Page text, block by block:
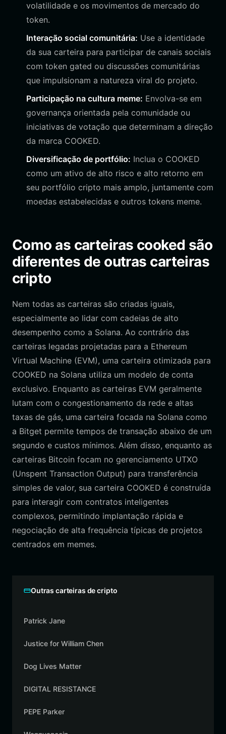
volatilidade e os movimentos de mercado do
token.
Interação social comunitária: Use a identidade
da sua carteira para participar de canais sociais
com token gated ou discussões comunitárias
que impulsionam a natureza viral do projeto.
Participação na cultura meme: Envolva-se em
governança orientada pela comunidade ou
iniciativas de votação que determinam a direção
da marca COOKED.
Diversificação de portfólio: Inclua o COOKED
como um ativo de alto risco e alto retorno em
seu portfólio cripto mais amplo, juntamente com
moedas estabelecidas e outros tokens meme.
Como as carteiras cooked são
diferentes de outras carteiras
cripto
Nem todas as carteiras são criadas iguais,
especialmente ao lidar com cadeias de alto
desempenho como a Solana. Ao contrário das
carteiras legadas projetadas para a Ethereum
Virtual Machine (EVM), uma carteira otimizada para
COOKED na Solana utiliza um modelo de conta
exclusivo. Enquanto as carteiras EVM geralmente
lutam com o congestionamento da rede e altas
taxas de gás, uma carteira focada na Solana como
a Bitget permite tempos de transação abaixo de um
segundo e custos mínimos. Além disso, enquanto as
carteiras Bitcoin focam no gerenciamento UTXO
(Unspent Transaction Output) para transferência
simples de valor, sua carteira COOKED é construída
para interagir com contratos inteligentes
complexos, permitindo implantação rápida e
negociação de alta frequência típicas de projetos
centrados em memes.
Outras carteiras de cripto
Patrick Jane
Justice for William Chen
Dog Lives Matter
DIGITAL RESISTANCE
PEPE Parker